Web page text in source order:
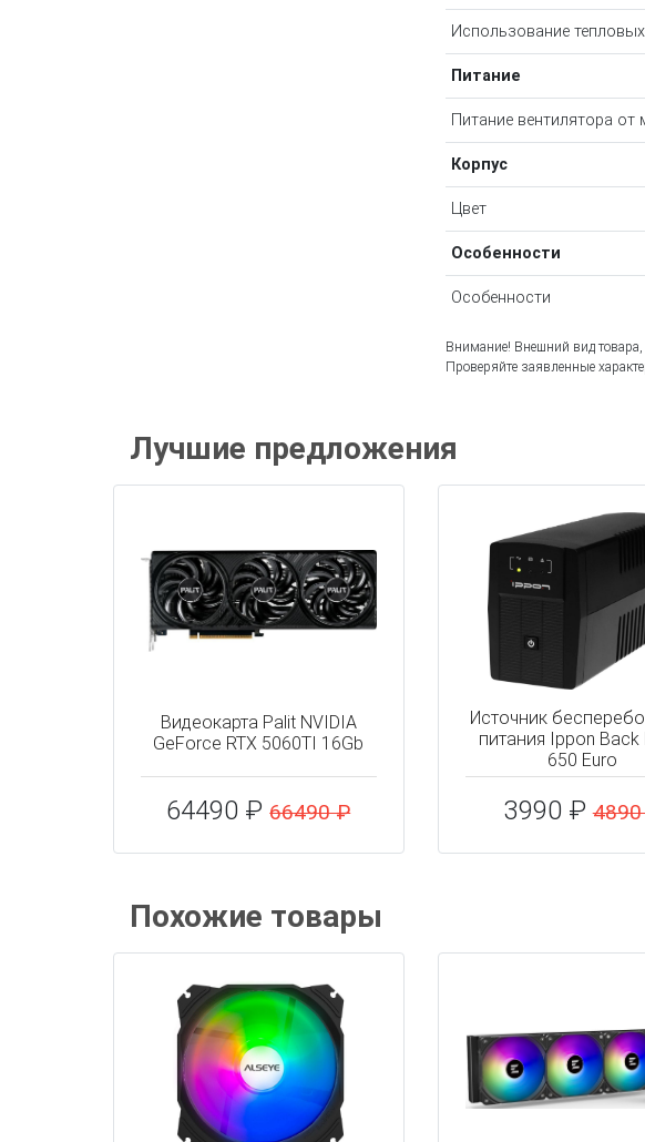
Использование
Питание
Питание вентилятора от
Корпус
Цвет
Особенности
Особенности
Внимание! Внешний вид товара,
Проверяйте заявленные
Лучшие предложения
Видеокарта Palit NVIDIA
GeForce RTX 5060TI 16Gb
64490 ₽66490 ₽
Источник
питания Ippon Back
650 Euro
3990 ₽
Похожие товары